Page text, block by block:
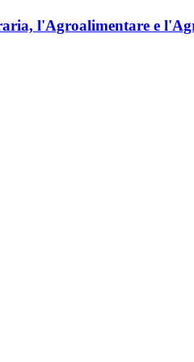
l'Agroalimentare e